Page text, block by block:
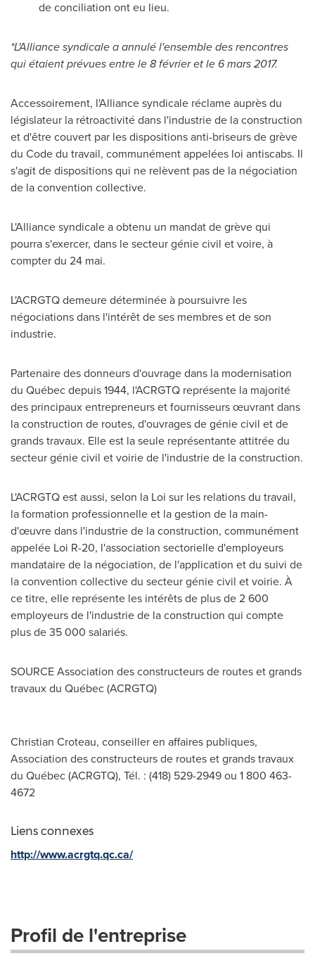
de conciliation ont eu lieu.
*L'Alliance syndicale a annulé l'ensemble des rencontres
qui étaient prévues entre le 8 février et le 6 mars 2017.
Accessoirement, l'Alliance syndicale réclame auprès du
législateur la rétroactivité dans l'industrie de la construction
et d'être couvert par les dispositions anti-briseurs de grève
du Code du travail, communément appelées loi antiscabs. Il
s'agit de dispositions qui ne relèvent pas de la négociation
de la convention collective.
L'Alliance syndicale a obtenu un mandat de grève qui
pourra s'exercer, dans le secteur génie civil et voire, à
compter du 24 mai.
L'ACRGTQ demeure déterminée à poursuivre les
négociations dans l'intérêt de ses membres et de son
industrie.
Partenaire des donneurs d'ouvrage dans la modernisation
du Québec depuis 1944, l'ACRGTQ représente la majorité
des principaux entrepreneurs et fournisseurs œuvrant dans
la construction de routes, d'ouvrages de génie civil et de
grands travaux. Elle est la seule représentante attitrée du
secteur génie civil et voirie de l'industrie de la construction.
L'ACRGTQ est aussi, selon la Loi sur les relations du travail,
la formation professionnelle et la gestion de la main-
d'œuvre dans l'industrie de la construction, communément
appelée Loi R-20, l'association sectorielle d'employeurs
mandataire de la négociation, de l'application et du suivi de
la convention collective du secteur génie civil et voirie. À
ce titre, elle représente les intérêts de plus de 2 600
employeurs de l'industrie de la construction qui compte
plus de 35 000 salariés.
SOURCE Association des constructeurs de routes et grands
travaux du Québec (ACRGTQ)
Christian Croteau, conseiller en affaires publiques,
Association des constructeurs de routes et grands travaux
du Québec (ACRGTQ), Tél. : (418) 529-2949 ou 1 800 463-
4672
Liens connexes
http://www.acrgtq.qc.ca/
Profil de l'entreprise